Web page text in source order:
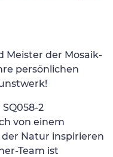
Meister der Mosaik-
persönlichen
2
von einem
Natur inspirieren
Team ist